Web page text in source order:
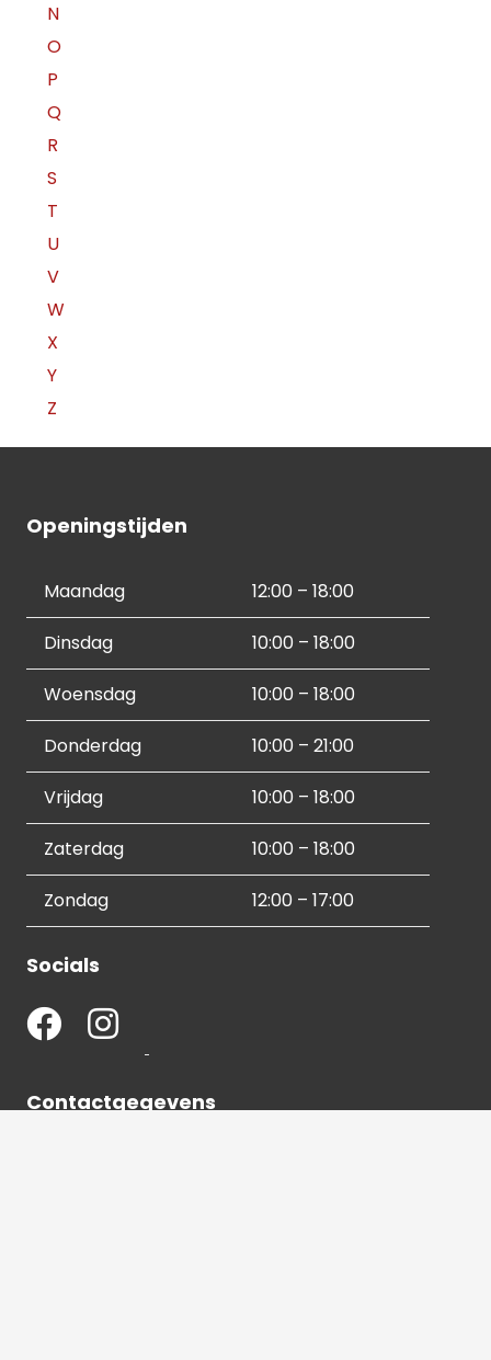
N
O
P
Q
R
S
T
U
V
W
X
Y
Z
Openingstijden
Maandag 12:00 – 18:00
Dinsdag 10:00 – 18:00
Woensdag 10:00 – 18:00
Donderdag 10:00 – 21:00
Vrijdag 10:00 – 18:00
Zaterdag 10:00 – 18:00
Zondag 12:00 – 17:00
Socials
Contactgegevens